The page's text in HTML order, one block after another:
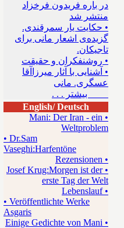
در باره فریدون فرخزاد
منتشر شد
• حکایت یار سمرقندی.
گزیده‌ی اشعار مانی برای
تاجیکان.
• روشنفکران و حقیقت
• آشنایی با آثار میرزاآقا
عسگری. مانی
بیشتر . . .
English/ Deutsch
• Mani: Der Iran - ein
Weltproblem
• Dr.Sam
Vaseghi:Harfentöne
• Rezensionen
• Josef Krug:Morgen ist der
erste Tag der Welt
• Lebenslauf
• Veröffentlichte Werke
Asgaris
• Einige Gedichte von Mani